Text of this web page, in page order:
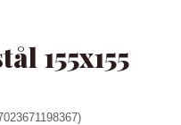
155x155